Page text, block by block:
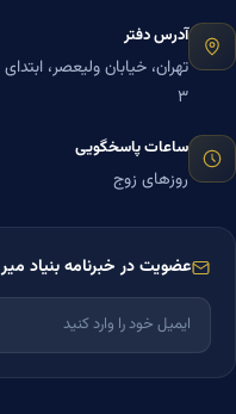
آدرس دفتر
۳
ساعات پاسخگویی
روزهای زوج
عضویت در خبرنامه بنیاد میر